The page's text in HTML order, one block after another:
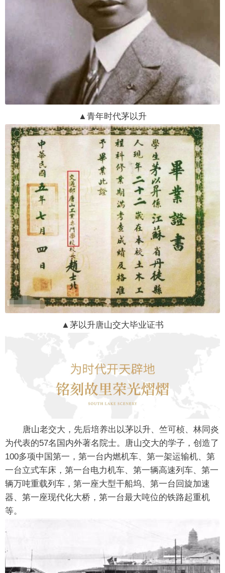
▲青年时代茅以升
▲茅以升唐山交大毕业证书
唐山老交大，先后培养出以茅以升、竺可桢、林同炎
为代表的57名国内外著名院士。唐山交大的学子，创造了
100多项中国第一，第一台内燃机车、第一架运输机、第
一台立式车床，第一台电力机车、第一辆高速列车、第一
辆万吨重载列车，第一座大型干船坞、第一台回旋加速
器、第一座现代化大桥，第一台最大吨位的铁路起重机
等。